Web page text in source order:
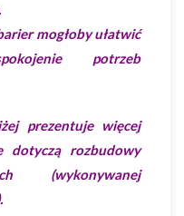
mogłoby ułatwić
potrzeb
prezentuje więcej
dotyczą rozbudowy
(wykonywanej